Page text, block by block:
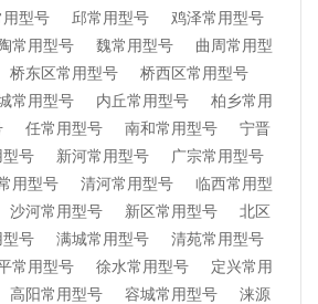
用型号 邱常用型号
鸡泽常用型号
常用型号 魏常用型号
曲周常用型
桥东区常用型号
桥西区常用型号
常用型号 内丘常用型号
柏乡常用
任常用型号 南和常用型号
宁晋
型号 新河常用型号
广宗常用型号
用型号 清河常用型号
临西常用型
沙河常用型号 新区常用型号
北区
型号 满城常用型号
清苑常用型号
常用型号 徐水常用型号
定兴常用
高阳常用型号 容城常用型号
涞源